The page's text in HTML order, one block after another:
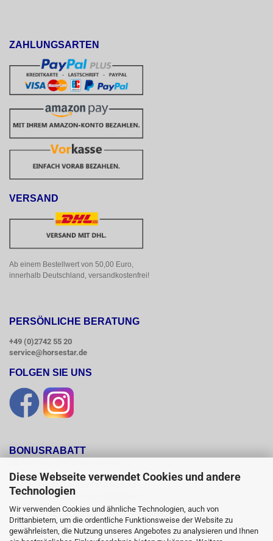
Diese Webseite verwendet Cookies und andere
Technologien
Wir verwenden Cookies und ähnliche Technologien, auch von
Drittanbietern, um die ordentliche Funktionsweise der Website zu
gewährleisten, die Nutzung unseres Angebotes zu analysieren und Ihnen
ZAHLUNGSARTEN
VERSAND
Ab einem Bestellwert von 50,00 Euro,
innerhalb Deutschland, versandkostenfrei!
PERSÖNLICHE BERATUNG
+49 (0)2742 55 20
service@horsestar.de
FOLGEN SIE UNS
BONUSRABATT
Bonusrabatt.
Ab einem Bestellwert von 250,00 Euro
erhalten Sie 10 %, ab einem Bestellwert
von 500,00 Euro erhalten Sie 12% und ab
einem  Bestellwert von 1500,00 Euro
15 % Bonusrabatt auf reguläre Ware.